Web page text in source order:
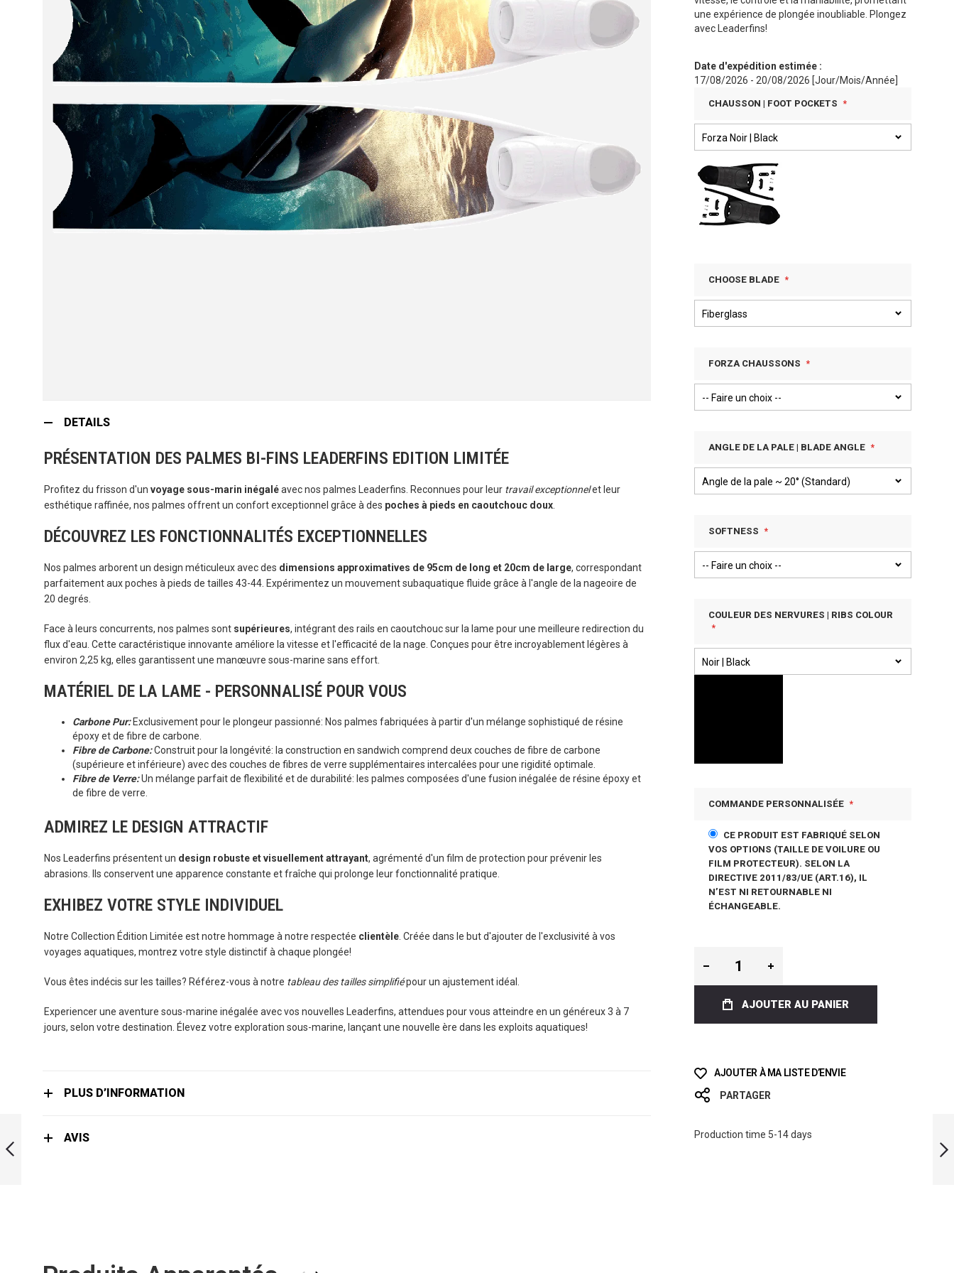
to
beginning
of
images
gallery
DETAILS
PRÉSENTATION DES PALMES BI-FINS LEADERFINS EDITION LIMITÉE
Profitez du frisson d'un voyage sous-marin inégaléavec nos palmes Leaderfins. Reconnues pour leur travail exceptionnelet leur
esthétique raffinée, nos palmes offrent un confort exceptionnel grâce à des poches à pieds en caoutchouc doux
DÉCOUVREZ LES FONCTIONNALITÉS EXCEPTIONNELLES
Nos palmes arborent un design méticuleux avec des dimensions approximatives de 95cm de long et 20cm de large, correspondant
parfaitement aux poches à pieds de tailles 43-44. Expérimentez un mouvement subaquatique fluide grâce à l'angle de la nageoire de
20 degrés.
Face à leurs concurrents, nos palmes sont supérieures, intégrant des rails en caoutchouc sur la lame pour une meilleure redirection du
flux d'eau. Cette caractéristique innovante améliore la vitesse et l'efficacité de la nage. Conçues pour être incroyablement légères à
environ 2,25 kg, elles garantissent une manœuvre sous-marine sans effort.
MATÉRIEL DE LA LAME - PERSONNALISÉ POUR VOUS
Carbone Pur:Exclusivement pour le plongeur passionné: Nos palmes fabriquées à partir d'un mélange sophistiqué de résine
époxy et de fibre de carbone.
Fibre de Carbone:Construit pour la longévité: la construction en sandwich comprend deux couches de fibre de carbone
(supérieure et inférieure) avec des couches de fibres de verre supplémentaires intercalées pour une rigidité optimale.
Fibre de Verre:Un mélange parfait de flexibilité et de durabilité: les palmes composées d'une fusion inégalée de résine époxy et
de fibre de verre.
ADMIREZ LE DESIGN ATTRACTIF
Nos Leaderfins présentent un design robuste et visuellement attrayant, agrémenté d'un film de protection pour prévenir les
abrasions. Ils conservent une apparence constante et fraîche qui prolonge leur fonctionnalité pratique.
EXHIBEZ VOTRE STYLE INDIVIDUEL
Notre Collection Édition Limitée est notre hommage à notre respectée clientèle . Créée dans le but d'ajouter de l'exclusivité à vos
voyages aquatiques, montrez votre style distinctif à chaque plongée!
Vous êtes indécis sur les tailles? Référez-vous à notre tableau des tailles simplifiépour un ajustement idéal.
Experiencer une aventure sous-marine inégalée avec vos nouvelles Leaderfins, attendues pour vous atteindre en un généreux 3 à 7
jours, selon votre destination. Élevez votre exploration sous-marine, lançant une nouvelle ère dans les exploits aquatiques!
PLUS D’INFORMATION
AVIS
une expérience de plongée inoubliable. Plongez
avec Leaderfins!
Date d'expédition estimée :
17/08/2026 - 20/08/2026 [Jour/Mois/Année]
CHAUSSON | FOOT POCKETS
CHOOSE BLADE
FORZA CHAUSSONS
ANGLE DE LA PALE | BLADE ANGLE
SOFTNESS
COULEUR DES NERVURES | RIBS COLOUR
COMMANDE PERSONNALISÉE
CE PRODUIT EST FABRIQUÉ SELON
VOS OPTIONS (TAILLE DE VOILURE OU
FILM PROTECTEUR). SELON LA
DIRECTIVE 2011/83/UE (ART.16), IL
N’EST NI RETOURNABLE NI
ÉCHANGEABLE.
AJOUTER AU PANIER
AJOUTER À MA LISTE D’ENVIE
PARTAGER
Production time 5-14 days
STEAMPUNK
MERMAID BI-FINS